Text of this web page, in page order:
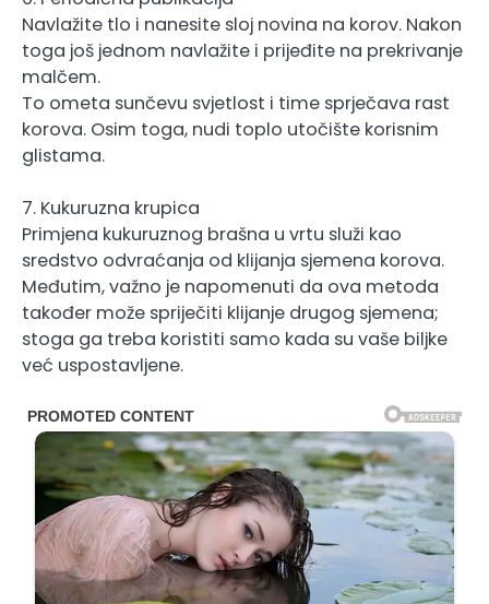
Navlažite tlo i nanesite sloj novina na korov. Nakon
toga još jednom navlažite i prijeđite na prekrivanje
malčem.
To ometa sunčevu svjetlost i time sprječava rast
korova. Osim toga, nudi toplo utočište korisnim
glistama.
7. Kukuruzna krupica
Primjena kukuruznog brašna u vrtu služi kao
sredstvo odvraćanja od klijanja sjemena korova.
Međutim, važno je napomenuti da ova metoda
također može spriječiti klijanje drugog sjemena;
stoga ga treba koristiti samo kada su vaše biljke
već uspostavljene.